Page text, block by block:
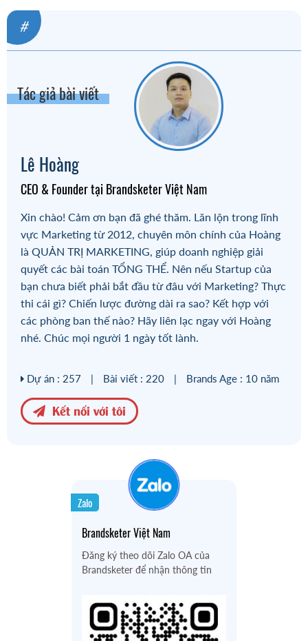
#
Tác giả bài viết
Lê Hoàng
CEO & Founder tại Brandsketer Việt Nam
Xin chào! Cảm ơn bạn đã ghé thăm. Lăn lộn trong lĩnh
vực Marketing từ 2012, chuyên môn chính của Hoàng
là QUẢN TRỊ MARKETING, giúp doanh nghiệp giải
quyết các bài toán TỔNG THỂ. Nên nếu Startup của
bạn chưa biết phải bắt đầu từ đâu với Marketing? Thực
thi cái gì? Chiến lược đường dài ra sao? Kết hợp với
các phòng ban thế nào? Hãy liên lạc ngay với Hoàng
nhé. Chúc mọi người 1 ngày tốt lành.
Dự án : 257 | Bài viết : 220 | Brands Age : 10 năm
Kết nối với tôi
Zalo
Brandsketer Việt Nam
Đăng ký theo dõi Zalo OA của
Brandsketer để nhận thông tin